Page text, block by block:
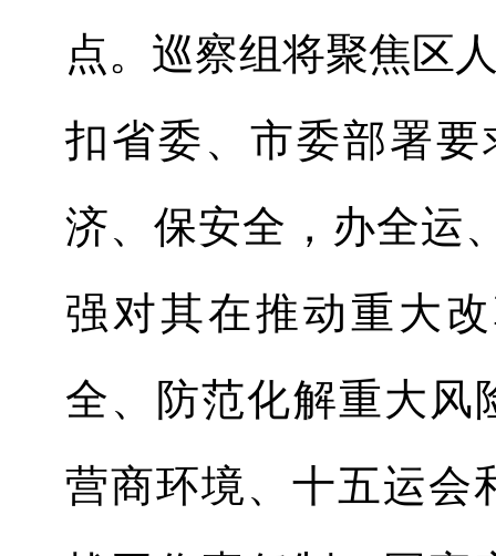
点。 巡察组将聚焦区
扣省委、市委部署
济、保安全，办全运
强对其在推动重大
全、防范化解重大风
营商环境、十五运会